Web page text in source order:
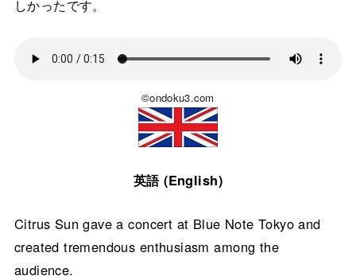
しかったです。
©ondoku3.com
英語 (English)
Citrus Sun gave a concert at Blue Note Tokyo and
created tremendous enthusiasm among the
audience.